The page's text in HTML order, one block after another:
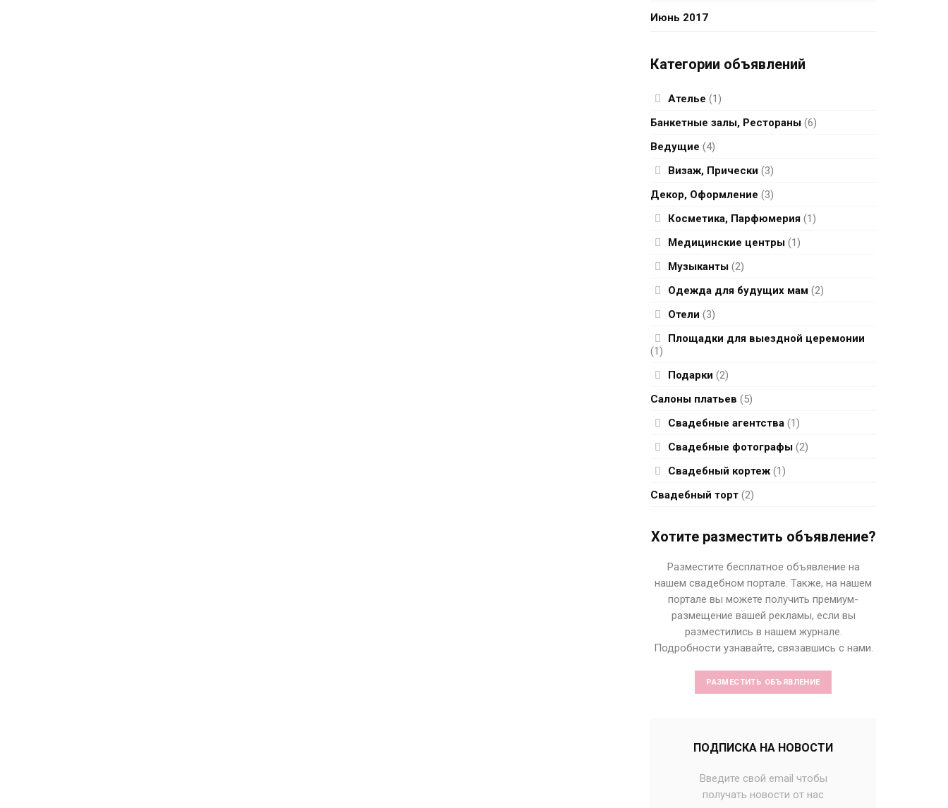
Июнь 2017
Категории объявлений
Ателье (1)
Банкетные залы, Рестораны (6)
Ведущие (4)
Визаж, Прически (3)
Декор, Оформление (3)
Косметика, Парфюмерия (1)
Медицинские центры (1)
Музыканты (2)
Одежда для будущих мам (2)
Отели (3)
Площадки для выездной церемонии
(1)
Подарки (2)
Салоны платьев (5)
Свадебные агентства (1)
Свадебные фотографы (2)
Свадебный кортеж (1)
Свадебный торт (2)
Хотите разместить объявление?
Разместите бесплатное объявление на
нашем свадебном портале. Также, на нашем
портале вы можете получить премиум-
размещение вашей рекламы, если вы
разместились в нашем журнале.
Подробности узнавайте, связавшись с нами.
РАЗМЕСТИТЬ ОБЪЯВЛЕНИЕ
ПОДПИСКА НА НОВОСТИ
Введите свой email чтобы
получать новости от нас